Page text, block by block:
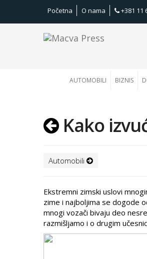
Početna O nama +381 11
AUTOMOBILI BIZNIS
Kako
Automobili
Ekstremni zimski uslovi
zime i najboljima se dogode
mnogi vozači bivaju deo
razmišljamo i o drugim